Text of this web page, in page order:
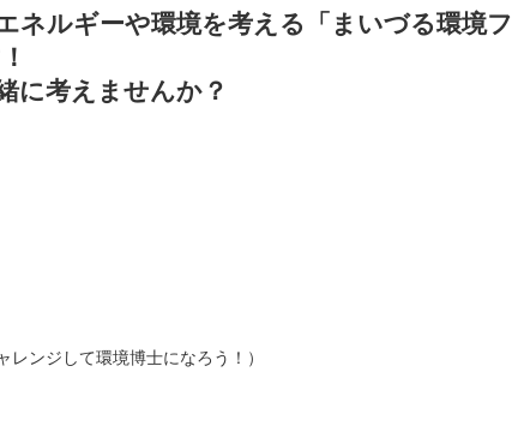
ネルギーや環境を考える「まいづる環境
に考えませんか？
レンジして環境博士になろう！）